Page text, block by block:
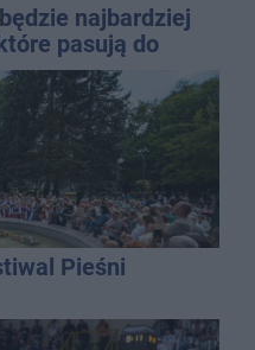
najbardziej
pasują do
Pieśni